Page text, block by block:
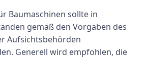
Baumaschinen sollte in
gemäß den Vorgaben des
Aufsichtsbehörden
Generell wird empfohlen, die